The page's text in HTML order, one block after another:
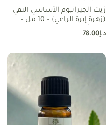
زيت الجيرانيوم الأساسي النقي
(زهرة إبرة الراعي) – 10 مل –
مدغشقر
د.إ78.00